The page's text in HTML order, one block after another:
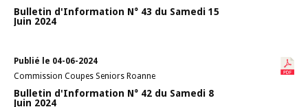
Bulletin d'Information N° 43 du Samedi 15
Juin 2024
Publié le 04-06-2024
Commission Coupes Seniors Roanne
Bulletin d'Information N° 42 du Samedi 8
Juin 2024